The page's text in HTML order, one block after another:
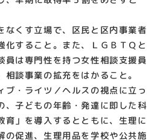
くす立場で、区民と区内事業者
化すること。また、ＬＧＢＴＱと
員は専門性を持つ女性相談支援員
相談事業の拡充をはかること。
・ライツ／ヘルスの視点に立っ
、子どもの年齢・発達に即した科
育」を導入するとともに、生理に
の促進、生理用品を学校や公共施